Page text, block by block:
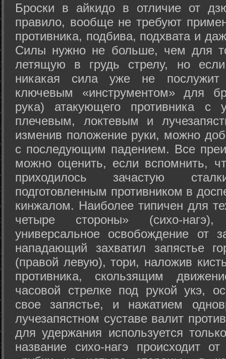
Броски в айкидо в отличие от
правило, вообще не требуют
противника, подбива, подхвата и
Силы нужно не больше, чем для
летящую в грудь стрелу, но
никакая сила уже не
ключевым «инструментом» для
рука) атакующего противника с
плечевым, локтевым и
изменив положение руки, можно
с последующим падением. Все
можно оценить, если вспомнить,
приходилось зачастую
подготовленным противником в
кинжалом. Наиболее типичен для
четыре стороны» (сихо-
универсальное освобождение от
нападающий захватил запястье
(правой левую), тори, наложив
противника, скользящим
часовой стрелке под рукой укэ,
свое запястье, и нажатием
лучезапястном суставе валит
для удержания используется
название сихо-нагэ происходит